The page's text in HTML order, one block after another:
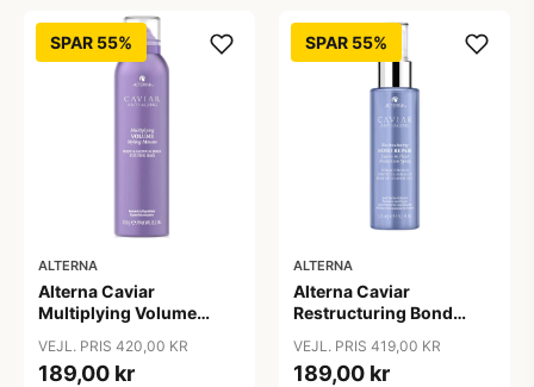
SPAR 55%
ALTERNA
Alterna Caviar
Multiplying Volume
VEJL. PRIS 420,00 KR
189,00 kr
SPAR 55%
ALTERNA
Alterna Caviar
Restructuring Bond
Protection Spray, 125 ml
VEJL. PRIS 419,00 KR
189,00 kr